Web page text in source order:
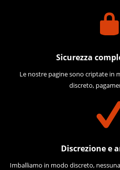
Sicurezza
Le nostre pagine sono criptate in
discreto,
Discrezione e
Imballiamo in modo discreto,